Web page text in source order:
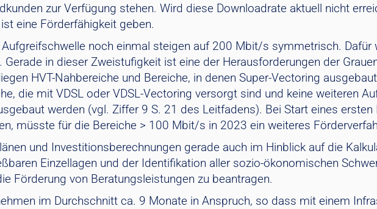
zur Verfügung stehen. Wird diese Downloadrate aktuell nicht
eine Förderfähigkeit geben.
noch einmal steigen auf 200 Mbit/s symmetrisch. Dafür
in dieser Zweistufigkeit ist eine der Herausforderungen der
HVT-Nahbereiche und Bereiche, in denen Super-Vectoring
die mit VDSL oder VDSL-Vectoring versorgt sind und keine weiteren
werden (vgl. Ziffer 9 S. 21 des Leitfadens). Bei Start eines
müsste für die Bereiche > 100 Mbit/s in 2023 ein weiteres
und Investitionsberechnungen gerade auch im Hinblick auf die
Einzellagen und der Identifikation aller sozio-ökonomischen
Förderung von Beratungsleistungen zu beantragen.
im Durchschnitt ca. 9 Monate in Anspruch, so dass mit einem